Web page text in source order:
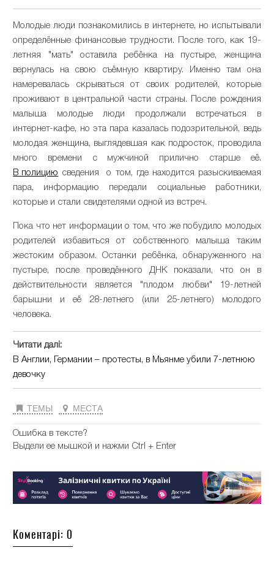
Молодые люди познакомились в интернете, но испытывали
определённые финансовые трудности. После того, как 19-
летняя "мать" оставила ребёнка на пустыре, женщина
вернулась на свою съёмную квартиру. Именно там она
намеревалась скрываться от своих родителей, которые
проживают в центральной части страны. После рождения
малыша молодые люди продолжали встречаться в
интернет-кафе, но эта пара казалась подозрительной, ведь
молодая женщина, выглядевшая как подросток, проводила
много времени с мужчиной прилично старше её.
В полицию сведения о том, где находится разыскиваемая
пара, информацию передали социальные работники,
которые и стали свидетелями одной из встреч.
Пока что нет информации о том, что же побудило молодых
родителей избавиться от собственного малыша таким
жестоким образом. Останки ребёнка, обнаруженного на
пустыре, после проведённого ДНК показали, что он в
действительности является "плодом любви" 19-летней
барышни и её 28-летнего (или 25-летнего) молодого
человека.
Читати далі:
В Англии, Германии – протесты, в Мьянме убили 7-летнюю
девочку
ТЕМЫ МЕСТА
Ошибка в тексте?
Выдели ее мышкой и нажми Ctrl + Enter
Коментарі: 0